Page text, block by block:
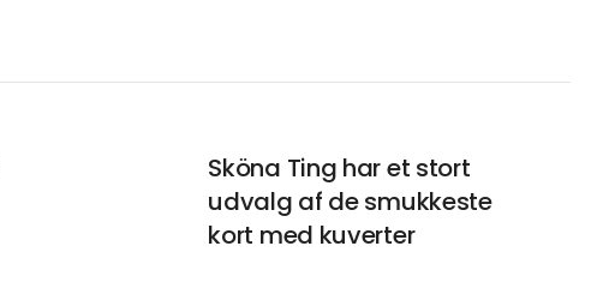
Sköna Ting har et stort
udvalg af de smukkeste
kort med kuverter